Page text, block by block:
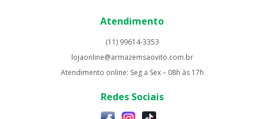
Atendimento
(11) 99614-3353
lojaonline@armazemsaovito.com.br
Atendimento online: Seg a Sex – 08h às 17h
Redes Sociais